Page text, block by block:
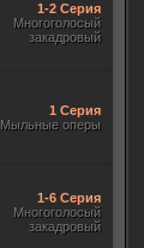
1-2 Серия
Многоголосый
закадровый
1 Серия
Мыльные оперы
1-6 Серия
Многоголосый
закадровый